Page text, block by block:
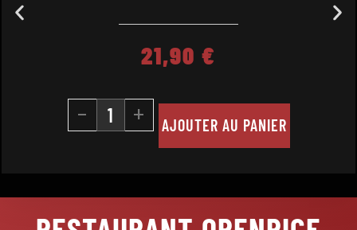
21,90 €
- + AJOUTER AU PANIER